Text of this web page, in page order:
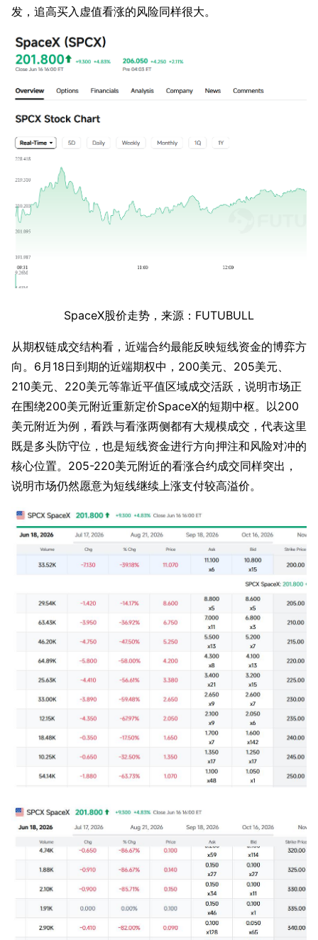
发，追高买入虚值看涨的风险同样很大。
SpaceX股价走势，来源：FUTUBULL
从期权链成交结构看，近端合约最能反映短线资金的博弈方
向。6月18日到期的近端期权中，200美元、205美元、
210美元、220美元等靠近平值区域成交活跃，说明市场正
在围绕200美元附近重新定价SpaceX的短期中枢。以200
美元附近为例，看跌与看涨两侧都有大规模成交，代表这里
既是多头防守位，也是短线资金进行方向押注和风险对冲的
核心位置。205-220美元附近的看涨合约成交同样突出，
说明市场仍然愿意为短线继续上涨支付较高溢价。